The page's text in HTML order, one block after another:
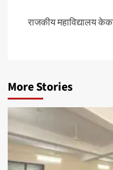
राजकीय महाविद्यालय
More Stories